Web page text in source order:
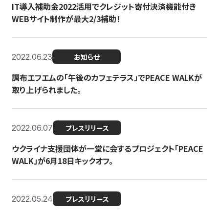
IT導入補助金2022活用でクレジット寄付決済機能付き
WEBサイト制作が最大2/3補助！
2022.06.23 お知らせ
調布エフエムの「午後のカフェテラス」でPEACE WALKが
取り上げられました。
2022.06.07 プレスリリース
ウクライナ支援団体が一堂に会するプロジェクト「PEACE
WALK」が6月18日キックオフ。
2022.05.24 プレスリリース